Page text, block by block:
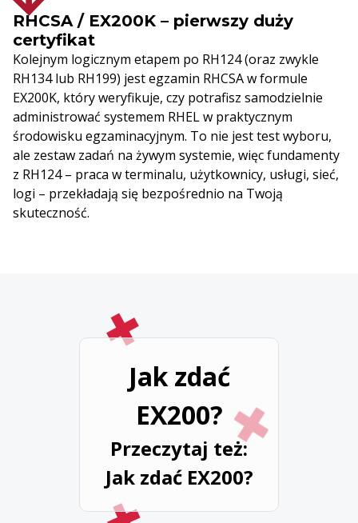
RHCSA / EX200K – pierwszy duży
certyfikat
Kolejnym logicznym etapem po RH124 (oraz zwykle
RH134 lub RH199) jest egzamin RHCSA w formule
EX200K, który weryfikuje, czy potrafisz samodzielnie
administrować systemem RHEL w praktycznym
środowisku egzaminacyjnym. To nie jest test wyboru,
ale zestaw zadań na żywym systemie, więc fundamenty
z RH124 – praca w terminalu, użytkownicy, usługi, sieć,
logi – przekładają się bezpośrednio na Twoją
skuteczność.
Jak zdać
EX200?
Przeczytaj też:
Jak zdać EX200?